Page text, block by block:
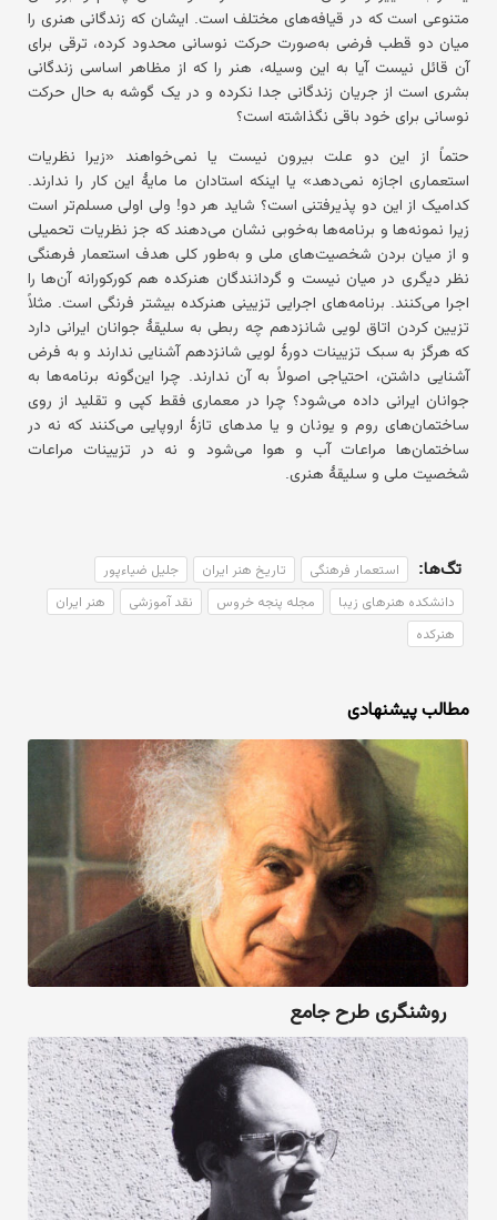
متنوعی است که در قیافه‌های مختلف است. ایشان که زندگانی هنری را
میان دو قطب فرضی به‌صورت حرکت نوسانی محدود کرده، ترقی برای
آن قائل نیست آیا به این وسیله، هنر را که از مظاهر اساسی زندگانی
بشری است از جریان زندگانی جدا نکرده و در یک گوشه به حال حرکت
نوسانی برای خود باقی نگذاشته است؟
حتماً از این دو علت بیرون نیست یا نمی‌خواهند «زیرا نظریات
استعماری اجازه نمی‌دهد» یا اینکه استادان ما مایهٔ این کار را ندارند.
کدامیک از این دو پذیرفتنی است؟ شاید هر دو! ولی اولی مسلم‌تر است
زیرا نمونه‌ها و برنامه‌ها به‌خوبی نشان می‌دهند که جز نظریات تحمیلی
و از میان بردن شخصیت‌های ملی و به‌طور کلی هدف استعمار فرهنگی
نظر دیگری در میان نیست و گردانندگان هنرکده هم کورکورانه آن‌ها را
اجرا می‌کنند. برنامه‌های اجرایی تزیینی هنرکده بیشتر فرنگی است. مثلاً
تزیین کردن اتاق لویی شانزدهم چه ربطی به سلیقهٔ جوانان ایرانی دارد
که هرگز به سبک تزیینات دورهٔ لویی شانزدهم آشنایی ندارند و به فرض
آشنایی داشتن، احتیاجی اصولاً به آن ندارند. چرا این‌گونه برنامه‌ها به
جوانان ایرانی داده می‌شود؟ چرا در معماری فقط کپی و تقلید از روی
ساختمان‌های روم و یونان و یا مدهای تازهٔ اروپایی می‌کنند که نه در
ساختمان‌ها مراعات آب و هوا می‌شود و نه در تزیینات مراعات
شخصیت ملی و سلیقهٔ هنری.
تگ‌ها: استعمار فرهنگی تاریخ هنر ایران جلیل ضیاءپور
دانشکده هنرهای زیبا مجله پنجه خروس نقد آموزشی هنر ایران
هنرکده
مطالب پیشنهادی
روشنگری طرح جامع